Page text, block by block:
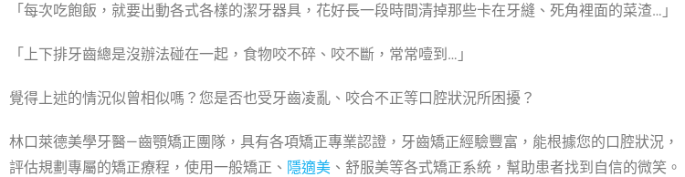
「每次吃飽飯，就要出動各式各樣的潔牙器具， 花好長一段時間清掉那些卡在牙縫、死角裡面的菜渣…」
「上下排牙齒總是沒辦法碰在一起，食物咬不碎、咬不斷， 常常噎到…」
覺得上述的情況似曾相似嗎？您是否也受牙齒凌亂、 咬合不正等口腔狀況所困擾？
林口萊德美學牙醫—齒顎矯正團隊，具有各項矯正專業認證， 牙齒矯正經驗豐富，能根據您的口腔狀況，
評估規劃專屬的矯正療程，使用一般矯正、 隱適美 、 舒服美等各式矯正系統，幫助患者找到自信的微笑。